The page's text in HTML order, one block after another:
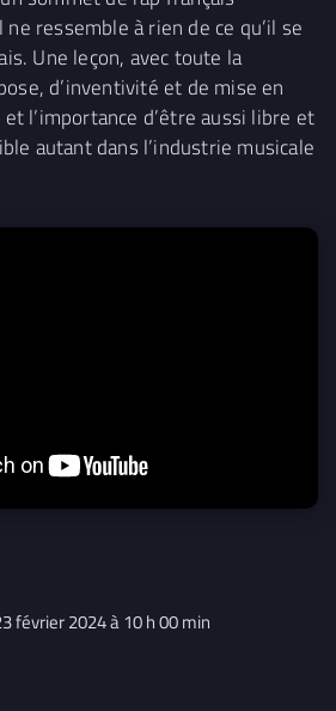
ressemble à rien de ce qu’il se
Une leçon, avec toute la
d’inventivité et de mise en
l’importance d’être aussi libre et
autant dans l’industrie musicale
février 2024 à 10 h 00 min